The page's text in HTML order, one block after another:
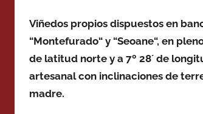
Viñedos propios dispuestos en
“Montefurado“ y “Seoane“, en
de latitud norte y a 7º 28´ de
artesanal con inclinaciones de
madre.